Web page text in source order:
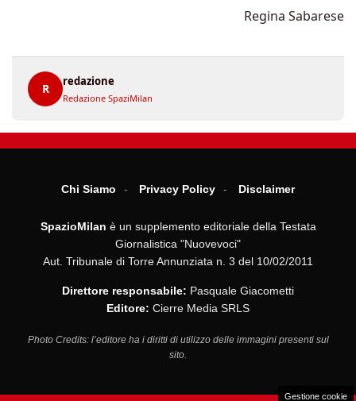
Regina Sabarese
R
redazione
Redazione SpaziMilan
Chi Siamo Privacy Policy Disclaimer
SpazioMilan è un supplemento editoriale della Testata
Giornalistica "Nuovevoci"
Aut. Tribunale di Torre Annunziata n. 3 del 10/02/2011
Direttore responsabile: Pasquale Giacometti
Editore: Cierre Media SRLS
Photo Credits: l’editore ha i diritti di utilizzo delle immagini presenti sul
sito.
Gestione cookie